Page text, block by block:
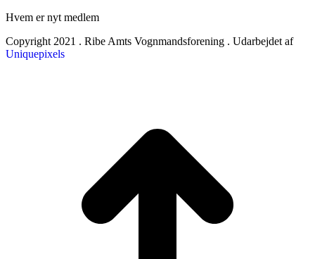
Hvem er nyt medlem
Copyright 2021 . Ribe Amts Vognmandsforening . Udarbejdet af
Uniquepixels